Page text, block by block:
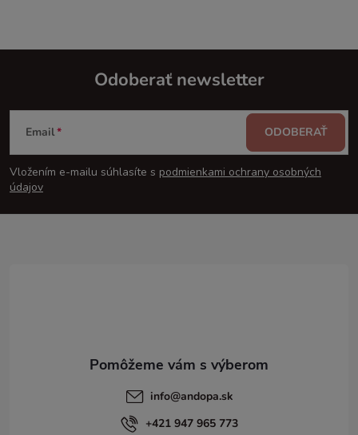
Z
á
p
Odoberať newsletter
Email
Vložením e-mailu súhlasíte s podmienkami ochrany osobných
údajov
ODOBERAŤ
info@andopa.sk
+421 947 965 773